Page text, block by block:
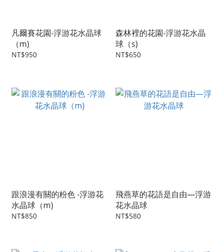
凡爾賽花園-浮游花水晶球
（m)
NT$950
森林裡的花園-浮游花水晶
球（s)
NT$650
跟浪漫有關的粉色 -浮游花
水晶球（m)
NT$850
飛燕草的花語是自由—浮游
花水晶球
NT$580